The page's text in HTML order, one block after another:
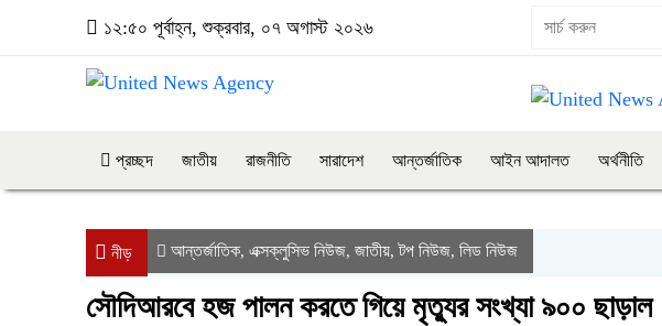
১২:৫০ পূর্বাহ্ন, শুক্রবার, ০৭ অগাস্ট ২০২৬
প্রচ্ছদ জাতীয় রাজনীতি সারাদেশ আন্তর্জাতিক আইন আদালত অর্থনীতি
নীড় আন্তর্জাতিক, এক্সক্লুসিভ নিউজ, জাতীয়,টপ নিউজ, লিড নিউজ
সৌদিআরবে হজ পালন করতে গিয়ে মৃত্যুর সংখ্যা ৯০০ ছাড়াল